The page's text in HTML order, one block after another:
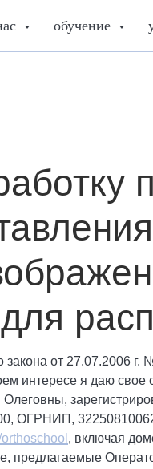
обучение
закона от 27.07.2006
интересе я даю свое
ОГРНИП,
, включая
предлагаемые